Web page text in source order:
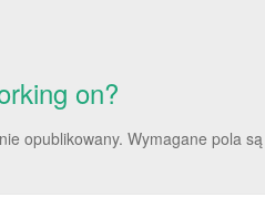
on?
opublikowany. Wymagane pola